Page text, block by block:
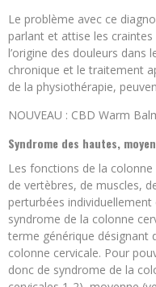
Le problème avec ce
parlant et attise les
l’origine des douleurs dans
chronique et le traitement
de la physiothérapie,
NOUVEAU : CBD Warm
Syndrome des hautes,
Les fonctions de la
de vertèbres, de muscles,
perturbées
syndrome de la colonne
terme générique désignant
colonne cervicale. Pour
donc de syndrome de la